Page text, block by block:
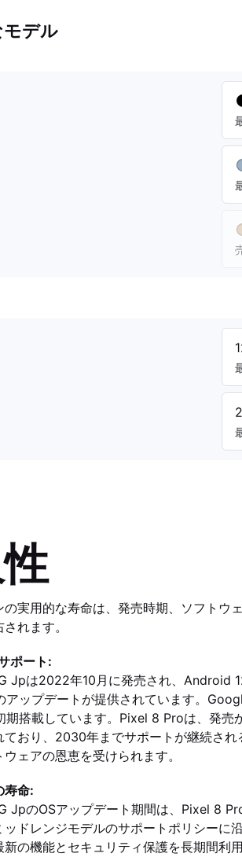
モデル
の実用的な寿命は、発売時期、ソフトウ
れます。
ポート:
Jpは2022年10月に発売され、Android
ップデートが提供されています。
搭載しています。Pixel 8 Proは、発売
ており、2030年までサポートが継続さ
ェアの恩恵を受けられます。
寿命:
JpのOSアップデート期間は、Pixel 8
ッドレンジモデルのサポートポリシー
新の機能とセキュリティ保護を長期間利